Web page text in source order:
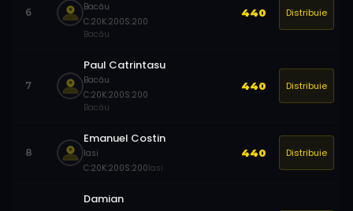
6
Bacău
C:20K:200S:200
Bacău
440 Distribuie
7
Paul Catrintasu
Bacău
C:20K:200S:200
Bacău
440 Distribuie
8
Emanuel Costin
Iasi
C:20K:200S:200Iasi
440 Distribuie
Damian